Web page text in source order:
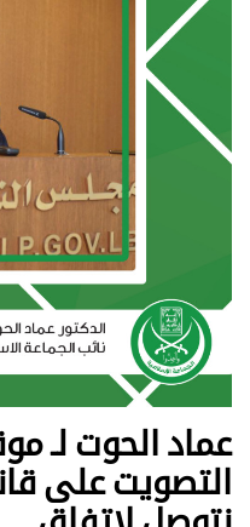
عماد الحوت لـ
التصويت على